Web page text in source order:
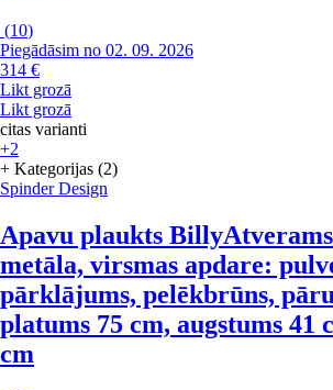
(10)
Piegādāsim no 02. 09. 2026
314 €
Likt grozā
Likt grozā
citas varianti
+2
+ Kategorijas (2)
Spinder Design
Apavu plaukts Billy
metāla, virsmas apdare:
pārklājums, pelēkbrūns,
platums 75 cm, augstums 41
cm